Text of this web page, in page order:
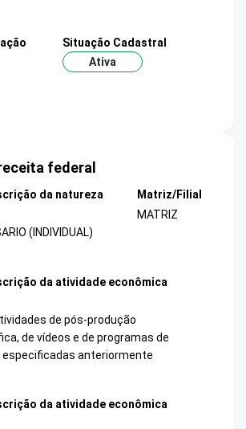
Situação Cadastral
Ativa
federal
da natureza
(INDIVIDUAL)
Matriz/Filial
MATRIZ
da atividade econômica
de pós-produção
de vídeos e de programas de
especificadas anteriormente
da atividade econômica